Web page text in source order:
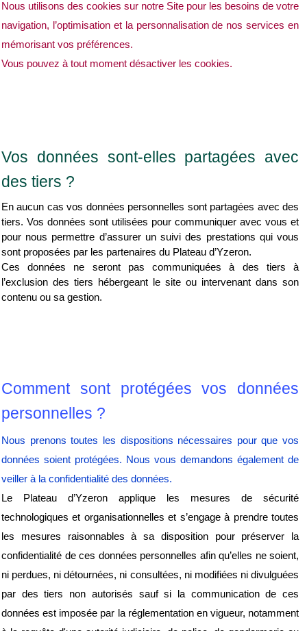
Nous utilisons des cookies sur notre Site pour les besoins de votre
navigation, l’optimisation et la personnalisation de nos services en
mémorisant vos préférences.
Vous pouvez à tout moment désactiver les cookies.
Vos données sont-elles partagées avec
des tiers ?
En aucun cas vos données personnelles sont partagées avec des
tiers. Vos données sont utilisées pour communiquer avec vous et
pour nous permettre d’assurer un suivi des prestations qui vous
sont proposées par les partenaires du Plateau d’Yzeron.
Ces données ne seront pas communiquées à des tiers à
l’exclusion des tiers hébergeant le site ou intervenant dans son
contenu ou sa gestion.
Comment sont protégées vos données
personnelles ?
Nous prenons toutes les dispositions nécessaires pour que vos
données soient protégées. Nous vous demandons également de
veiller à la confidentialité des données.
Le Plateau d’Yzeron applique les mesures de sécurité
technologiques et organisationnelles et s’engage à prendre toutes
les mesures raisonnables à sa disposition pour préserver la
confidentialité de ces données personnelles afin qu’elles ne soient,
ni perdues, ni détournées, ni consultées, ni modifiées ni divulguées
par des tiers non autorisés sauf si la communication de ces
données est imposée par la réglementation en vigueur, notamment